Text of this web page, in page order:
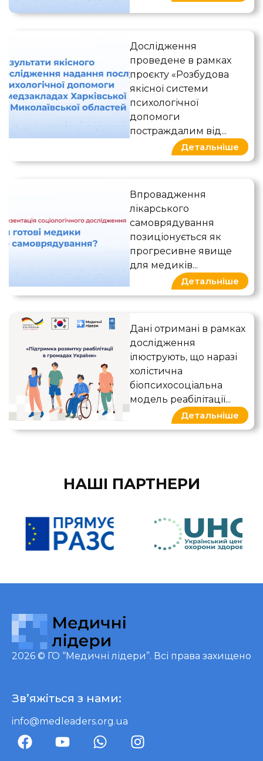
Результати якісного
Дослідження
проведене в рамках
проєкту «Розбудова
якісної системи
психологічної
допомоги
постраждалим від...
Детальніше
Чи готові медики до
Впровадження
лікарського
самоврядування
позиціонується як
прогресивне явище
для медиків...
Детальніше
Якісне розвідувальне
Дані отримані в рамках
дослідження
ілюструють, що наразі
холістична
біопсихосоціальна
модель реабілітації...
Детальніше
НАШІ ПАРТНЕРИ
2026 © ГО “Медичні лідери”. Всі права захищено
Зв’яжіться з нами:
info@medleaders.org.ua